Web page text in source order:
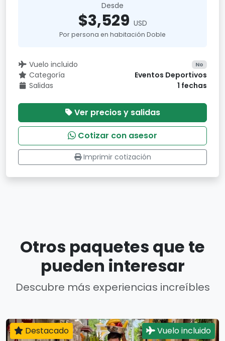
Desde
$3,529 USD
Por persona en habitación Doble
Vuelo incluido No
Categoría
Eventos Deportivos
Salidas
1 fechas
Ver precios y salidas
Cotizar con asesor
Imprimir cotización
Otros paquetes que te
pueden interesar
Descubre más experiencias increíbles
Destacado Vuelo incluido